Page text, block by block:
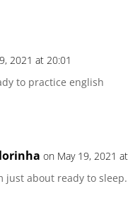
2021 at 20:01
to practice english
on May 19, 2021
just about ready to sleep.